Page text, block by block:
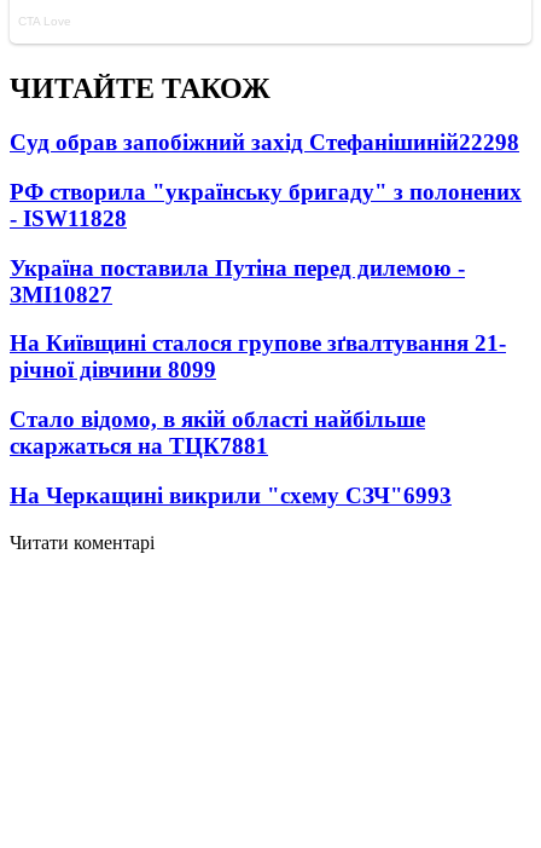
ЧИТАЙТЕ ТАКОЖ
Суд обрав запобіжний захід Стефанішиній22298
РФ створила "українську бригаду" з полонених
- ISW11828
Україна поставила Путіна перед дилемою -
ЗМІ10827
На Київщині сталося групове зґвалтування 21-
річної дівчини 8099
Стало відомо, в якій області найбільше
скаржаться на ТЦК7881
На Черкащині викрили "схему СЗЧ"6993
Читати коментарі